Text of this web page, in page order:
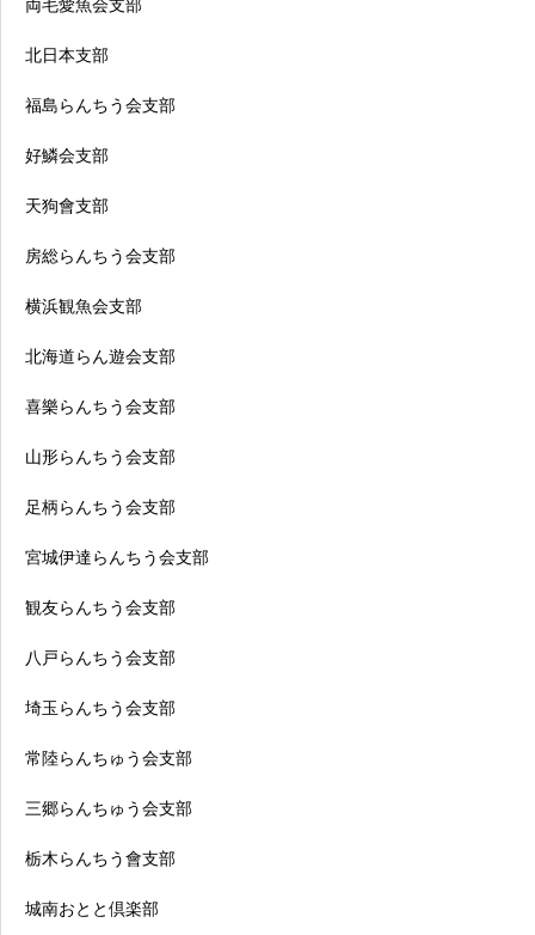
両毛愛魚会支部
北日本支部
福島らんちう会支部
好鱗会支部
天狗會支部
房総らんちう会支部
横浜観魚会支部
北海道らん遊会支部
喜樂らんちう会支部
山形らんちう会支部
足柄らんちう会支部
宮城伊達らんちう会支部
観友らんちう会支部
八戸らんちう会支部
埼玉らんちう会支部
常陸らんちゅう会支部
三郷らんちゅう会支部
栃木らんちう會支部
城南おとと倶楽部